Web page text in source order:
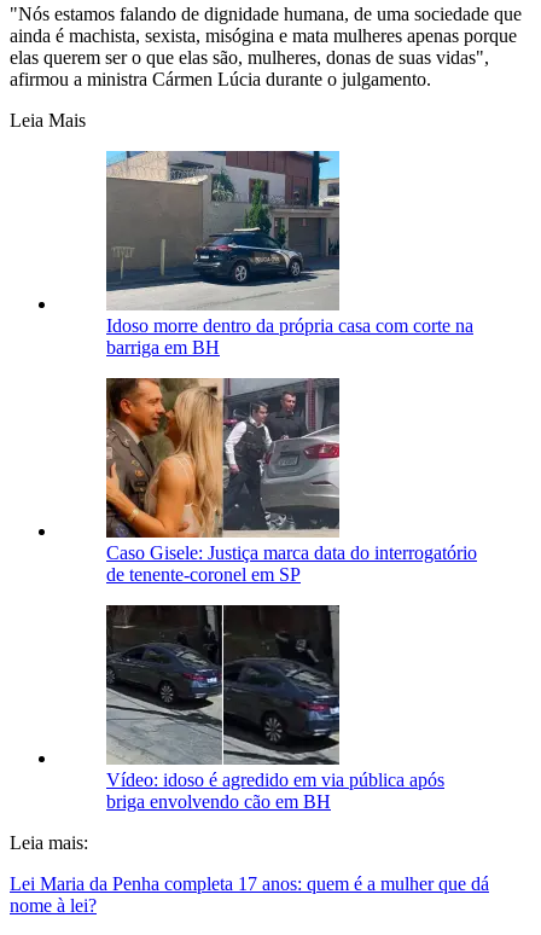
"Nós estamos falando de dignidade humana, de uma sociedade que
ainda é machista, sexista, misógina e mata mulheres apenas porque
elas querem ser o que elas são, mulheres, donas de suas vidas",
afirmou a ministra Cármen Lúcia durante o julgamento.
Leia Mais
Idoso morre dentro da própria casa com corte na
barriga em BH
Caso Gisele: Justiça marca data do interrogatório
de tenente-coronel em SP
Vídeo: idoso é agredido em via pública após
briga envolvendo cão em BH
Leia mais:
Lei Maria da Penha completa 17 anos: quem é a mulher que dá
nome à lei?